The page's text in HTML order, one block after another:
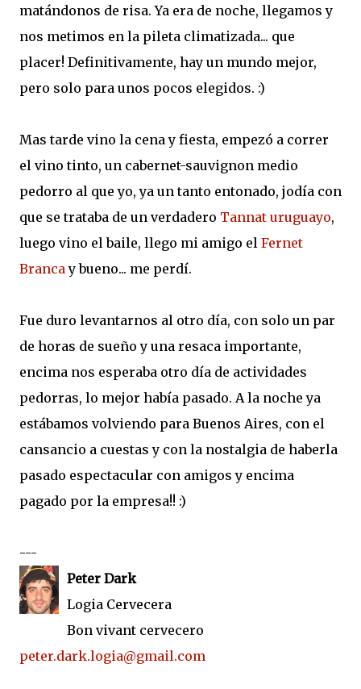
matándonos de risa. Ya era de noche, llegamos y
nos metimos en la pileta climatizada... que
placer! Definitivamente, hay un mundo mejor,
pero solo para unos pocos elegidos. :)
Mas tarde vino la cena y fiesta, empezó a correr
el vino tinto, un cabernet-sauvignon medio
pedorro al que yo, ya un tanto entonado, jodía con
que se trataba de un verdadero Tannat uruguayo,
luego vino el baile, llego mi amigo el Fernet
Brancay bueno... me perdí.
Fue duro levantarnos al otro día, con solo un par
de horas de sueño y una resaca importante,
encima nos esperaba otro día de actividades
pedorras, lo mejor había pasado. A la noche ya
estábamos volviendo para Buenos Aires, con el
cansancio a cuestas y con la nostalgia de haberla
pasado espectacular con amigos y encima
pagado por la empresa!! :)
---
Peter Dark
Logia Cervecera
Bon vivant cervecero
peter.dark.logia@gmail.com